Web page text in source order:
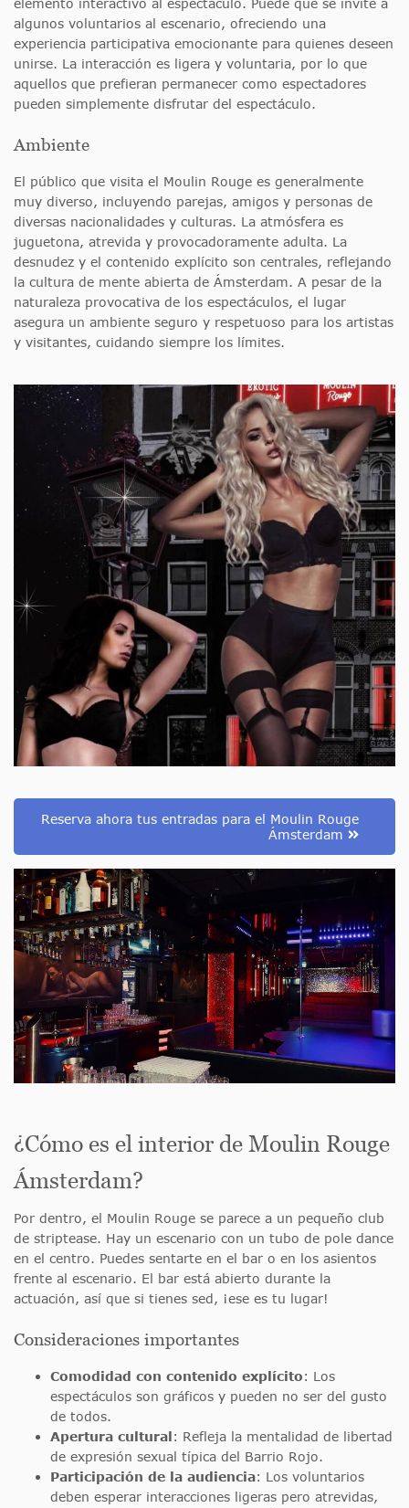
elemento interactivo al espectáculo. Puede que se invite a
algunos voluntarios al escenario, ofreciendo una
experiencia participativa emocionante para quienes deseen
unirse. La interacción es ligera y voluntaria, por lo que
aquellos que prefieran permanecer como espectadores
pueden simplemente disfrutar del espectáculo.
Ambiente
El público que visita el Moulin Rouge es generalmente
muy diverso, incluyendo parejas, amigos y personas de
diversas nacionalidades y culturas. La atmósfera es
juguetona, atrevida y provocadoramente adulta. La
desnudez y el contenido explícito son centrales, reflejando
la cultura de mente abierta de Ámsterdam. A pesar de la
naturaleza provocativa de los espectáculos, el lugar
asegura un ambiente seguro y respetuoso para los artistas
y visitantes, cuidando siempre los límites.
Reserva ahora tus entradas para el Moulin Rouge
Ámsterdam
¿Cómo es el interior de Moulin Rouge
Ámsterdam?
Por dentro, el Moulin Rouge se parece a un pequeño club
de striptease. Hay un escenario con un tubo de pole dance
en el centro. Puedes sentarte en el bar o en los asientos
frente al escenario. El bar está abierto durante la
actuación, así que si tienes sed, ¡ese es tu lugar!
Consideraciones importantes
Comodidad con contenido explícito: Los
espectáculos son gráficos y pueden no ser del gusto
de todos.
Apertura cultural: Refleja la mentalidad de libertad
de expresión sexual típica del Barrio Rojo.
Participación de la audiencia: Los voluntarios
deben esperar interacciones ligeras pero atrevidas,